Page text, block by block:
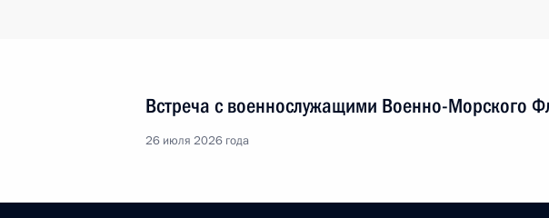
Встреча с военнослужащими Военно-Морского
26 июля 2026 года